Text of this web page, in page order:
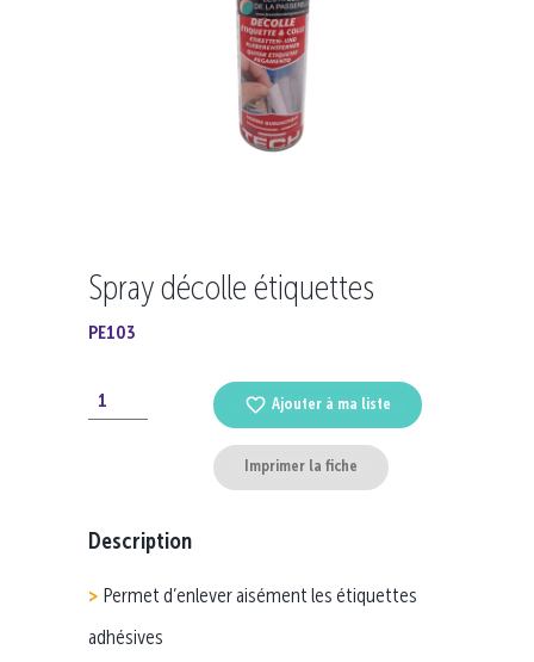
Spray décolle étiquettes
PE103
Ajouter à ma liste
Imprimer la fiche
Description
Permet d’enlever aisément les étiquettes
adhésives